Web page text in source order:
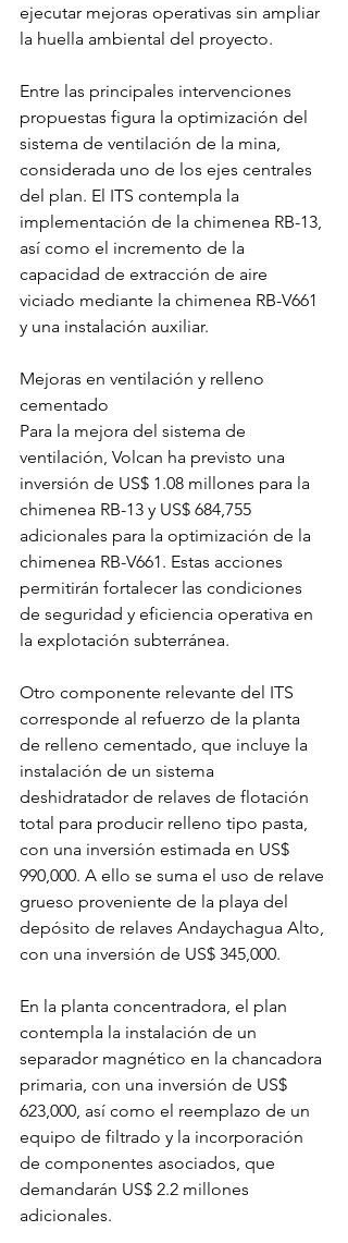
ejecutar mejoras operativas sin ampliar
la huella ambiental del proyecto.
Entre las principales intervenciones
propuestas figura la optimización del
sistema de ventilación de la mina,
considerada uno de los ejes centrales
del plan. El ITS contempla la
implementación de la chimenea RB-13,
así como el incremento de la
capacidad de extracción de aire
viciado mediante la chimenea RB-V661
y una instalación auxiliar.
Mejoras en ventilación y relleno
cementado
Para la mejora del sistema de
ventilación, Volcan ha previsto una
inversión de US$ 1.08 millones para la
chimenea RB-13 y US$ 684,755
adicionales para la optimización de la
chimenea RB-V661. Estas acciones
permitirán fortalecer las condiciones
de seguridad y eficiencia operativa en
la explotación subterránea.
Otro componente relevante del ITS
corresponde al refuerzo de la planta
de relleno cementado, que incluye la
instalación de un sistema
deshidratador de relaves de flotación
total para producir relleno tipo pasta,
con una inversión estimada en US$
990,000. A ello se suma el uso de relave
grueso proveniente de la playa del
depósito de relaves Andaychagua Alto,
con una inversión de US$ 345,000.
En la planta concentradora, el plan
contempla la instalación de un
separador magnético en la chancadora
primaria, con una inversión de US$
623,000, así como el reemplazo de un
equipo de filtrado y la incorporación
de componentes asociados, que
demandarán US$ 2.2 millones
adicionales.